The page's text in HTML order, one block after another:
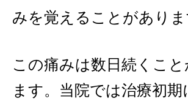
みを覚えることがありま
この痛みは数日続くこ
ます。当院では治療初